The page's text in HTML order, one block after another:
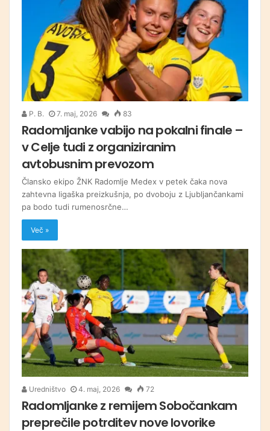
P. B. 7. maj, 2026 83
Radomljanke vabijo na pokalni finale –
v Celje tudi z organiziranim
avtobusnim prevozom
Člansko ekipo ŽNK Radomlje Medex v petek čaka nova
zahtevna ligaška preizkušnja, po dvoboju z Ljubljančankami
pa bodo tudi rumenosrčne…
Več »
Uredništvo 4. maj, 2026 72
Radomljanke z remijem Sobočankam
preprečile potrditev nove lovorike